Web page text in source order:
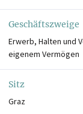
Geschäftszweige
Erwerb, Halten und
eigenem Vermögen
Sitz
Graz